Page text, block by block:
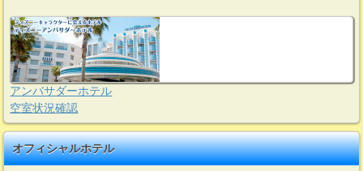
アンバサダーホテル
空室状況確認
オフィシャルホテル